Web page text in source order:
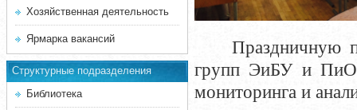
Хозяйственная деятельность
Ярмарка вакансий
Структурные подразделения
Библиотека
Праздничную
групп ЭиБУ и
мониторинга и